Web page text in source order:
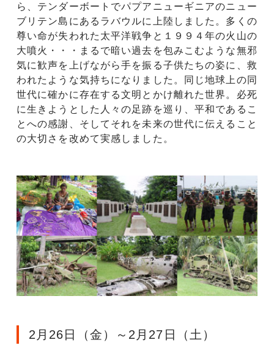
ら、テンダーボートでパプアニューギニアのニュー
ブリテン島にあるラバウルに上陸しました。多くの
尊い命が失われた太平洋戦争と１９９４年の火山の
大噴火・・・まるで暗い過去を包みこむような無邪
気に歓声を上げながら手を振る子供たちの姿に、救
われたような気持ちになりました。同じ地球上の同
世代に確かに存在する文明とかけ離れた世界。必死
に生きようとした人々の足跡を巡り、平和であるこ
とへの感謝、そしてそれを未来の世代に伝えること
の大切さを改めて実感しました。
2月26日（金）～2月27日（土）